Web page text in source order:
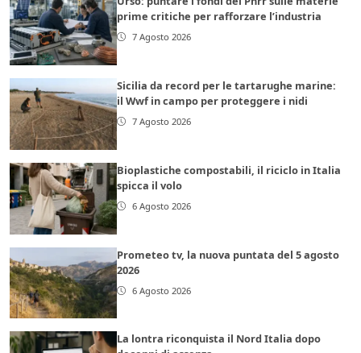
prime critiche per rafforzare l’industria
7 Agosto 2026
Sicilia da record per le tartarughe marine:
il Wwf in campo per proteggere i nidi
7 Agosto 2026
Bioplastiche compostabili, il riciclo in Italia
spicca il volo
6 Agosto 2026
Prometeo tv, la nuova puntata del 5 agosto
2026
6 Agosto 2026
La lontra riconquista il Nord Italia dopo